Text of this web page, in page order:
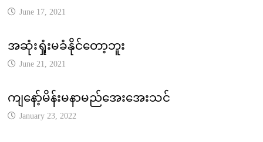
June 17, 2021
အဆုံးရှုံးမခံနိုင်တော့ဘူး
June 21, 2021
ကျနော့်မိန်းမနာမည်အေးအေးသင်
January 23, 2022